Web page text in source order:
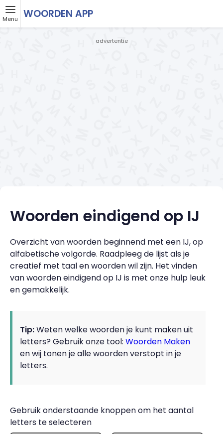
Menu WOORDEN APP
- advertentie -
Woorden eindigend op IJ
Overzicht van woorden beginnend met een IJ, op
alfabetische volgorde. Raadpleeg de lijst als je
creatief met taal en woorden wil zijn. Het vinden
van woorden eindigend op IJ is met onze hulp leuk
en gemakkelijk.
Tip:Weten welke woorden je kunt maken uit
letters? Gebruik onze tool: Woorden Maken
en wij tonen je alle woorden verstopt in je
letters.
Gebruik onderstaande knoppen om het aantal
letters te selecteren